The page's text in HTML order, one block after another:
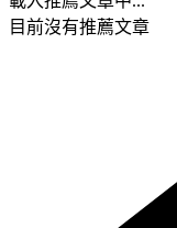
目前沒有推薦文章